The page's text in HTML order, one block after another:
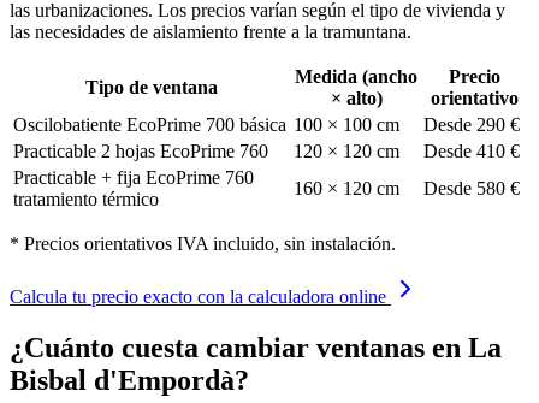
las urbanizaciones. Los precios varían según el tipo de vivienda y
las necesidades de aislamiento frente a la tramuntana.
Tipo de ventana
Medida (ancho
× alto)
Precio
orientativo
Oscilobatiente EcoPrime 700 básica 100 × 100 cm
Desde 290 €
Practicable 2 hojas EcoPrime 760
120 × 120 cm
Desde 410 €
Practicable + fija EcoPrime 760
tratamiento térmico
160 × 120 cm Desde 580 €
* Precios orientativos IVA incluido, sin instalación.
Calcula tu precio exacto con la calculadora online
¿Cuánto cuesta cambiar ventanas en La
Bisbal d'Empordà?